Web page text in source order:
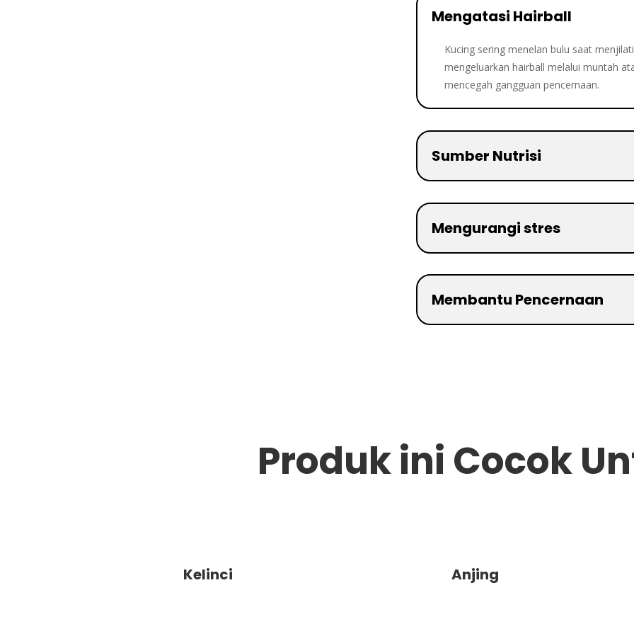
Mengatasi Hairball
Kucing sering menelan bulu saat
mengeluarkan hairball melalui muntah
mencegah gangguan pencernaan.
Sumber Nutrisi
Mengurangi stres
Membantu Pencernaan
Produk ini Cocok
Kelinci Anjing